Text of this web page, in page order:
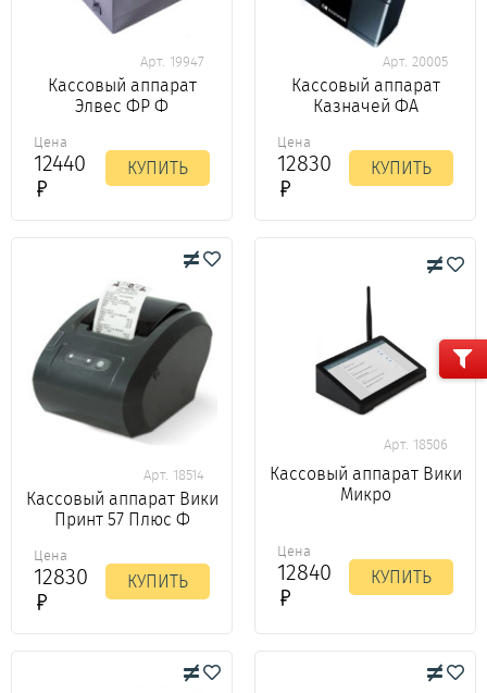
Арт. 19947
Кассовый аппарат
Элвес ФР Ф
Цена
12440 КУПИТЬ
Арт. 20005
Кассовый аппарат
Казначей ФА
Цена
12830 КУПИТЬ
Арт. 18514
Кассовый аппарат Вики
Принт 57 Плюс Ф
Цена
12830 КУПИТЬ
Арт. 18506
Кассовый аппарат Вики
Микро
Цена
12840 КУПИТЬ